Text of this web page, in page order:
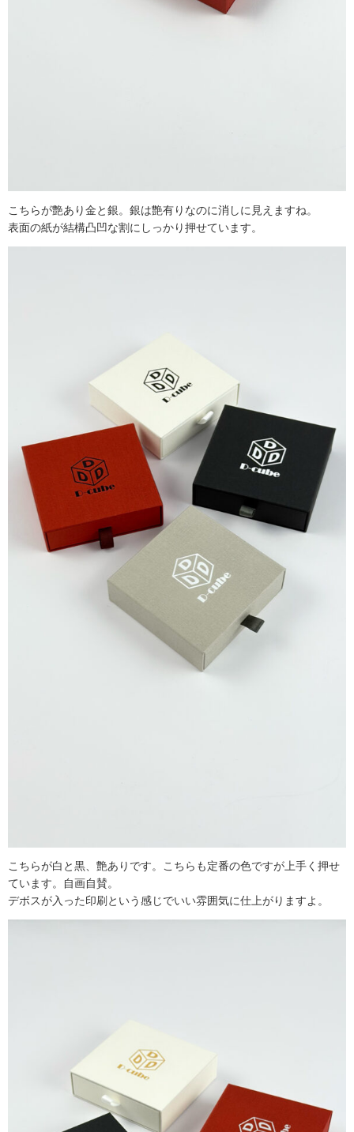
こちらが艶あり金と銀。銀は艶有りなのに消しに見えますね。
表面の紙が結構凸凹な割にしっかり押せています。
こちらが白と黒、艶ありです。こちらも定番の色ですが上手く押せ
ています。自画自賛。
デボスが入った印刷という感じでいい雰囲気に仕上がりますよ。